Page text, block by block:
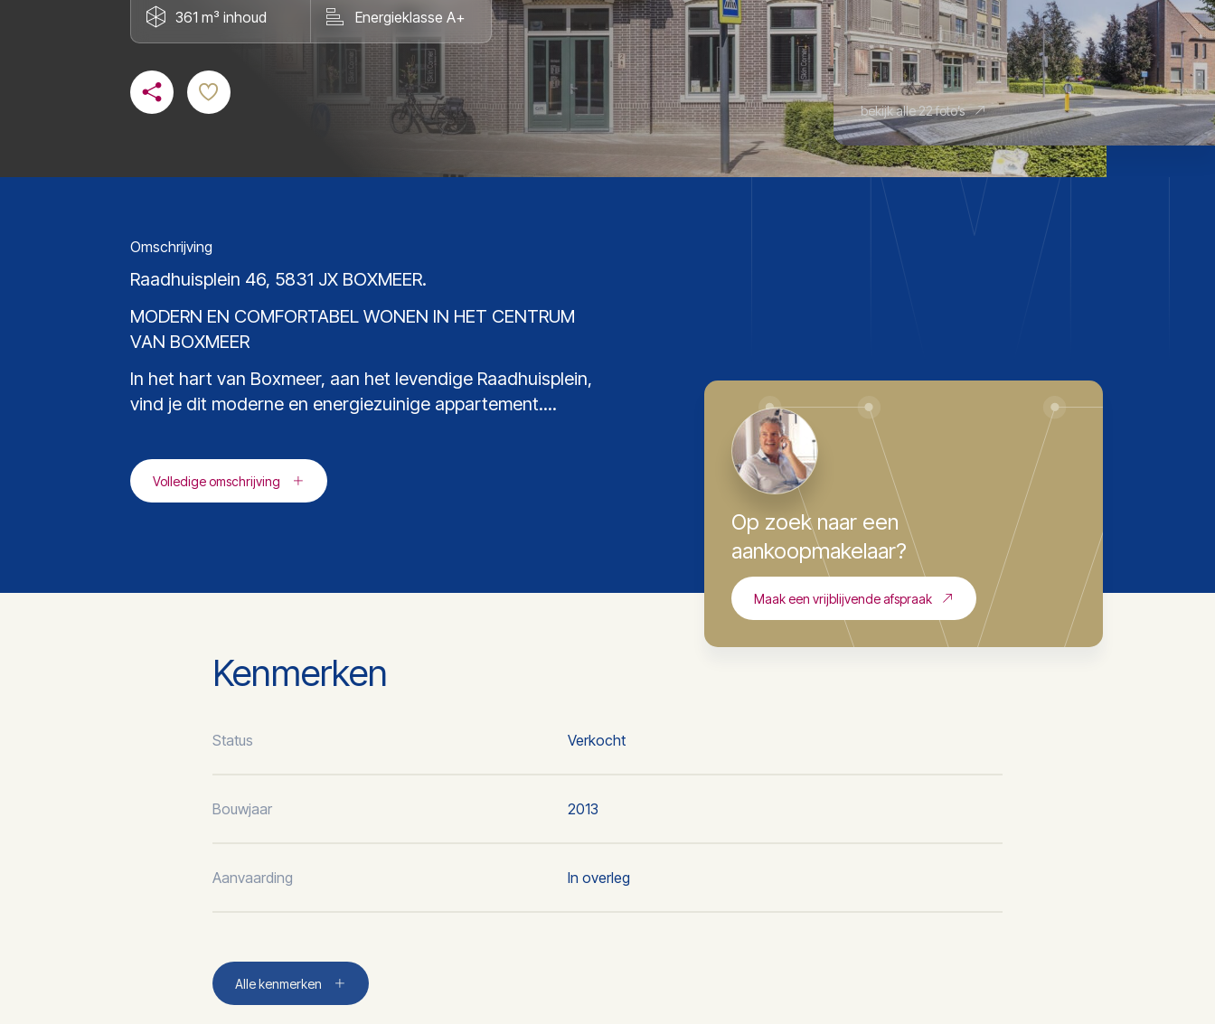
361 m³ inhoud Energieklasse A+
bekijk alle 22 foto’s
Omschrijving
Raadhuisplein 46, 5831 JX BOXMEER.
MODERN EN COMFORTABEL WONEN IN HET CENTRUM
VAN BOXMEER
In het hart van Boxmeer, aan het levendige Raadhuisplein,
vind je dit moderne en energiezuinige appartement....
Volledige omschrijving
Op zoek naar een
aankoopmakelaar?
Maak een vrijblijvende afspraak
Kenmerken
Status Verkocht
Bouwjaar 2013
Aanvaarding In overleg
Alle kenmerken